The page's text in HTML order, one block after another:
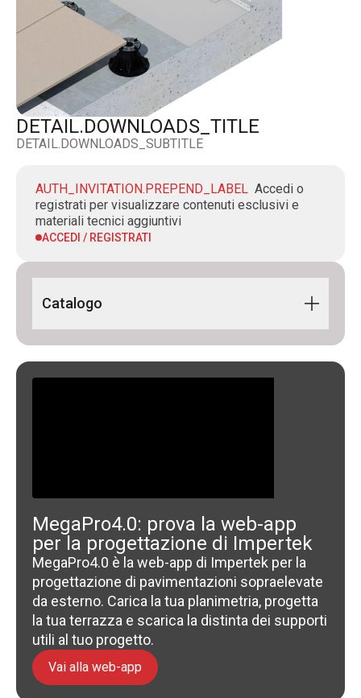
DETAIL.DOWNLOADS_TITLE
DETAIL.DOWNLOADS_SUBTITLE
AUTH_INVITATION.PREPEND_LABEL Accedi o
registrati per visualizzare contenuti esclusivi e
materiali tecnici aggiuntivi
ACCEDI / REGISTRATI
Catalogo
Building Line 2024 IT-EN
MegaPro4.0: prova la web-app
per la progettazione di Impertek
MegaPro4.0 è la web-app di Impertek per la
progettazione di pavimentazioni sopraelevate
da esterno. Carica la tua planimetria, progetta
la tua terrazza e scarica la distinta dei supporti
utili al tuo progetto.
Vai alla web-app